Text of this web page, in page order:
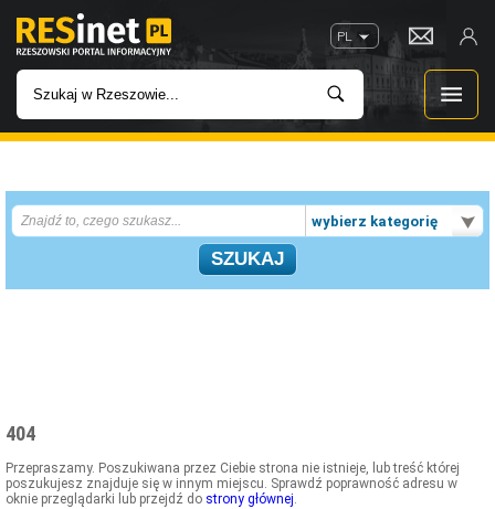
PL
INWESTYCJE
IMPREZY
GASTRONOMIA
wybierz kategorię
404
Przepraszamy. Poszukiwana przez Ciebie strona nie istnieje, lub treść której
poszukujesz znajduje się w innym miejscu. Sprawdź poprawność adresu w
oknie przeglądarki lub przejdź do strony głównej.